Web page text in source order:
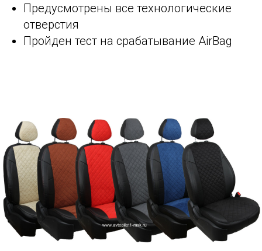
Предусмотрены все технологические
отверстия
Пройден тест на срабатывание AirBag